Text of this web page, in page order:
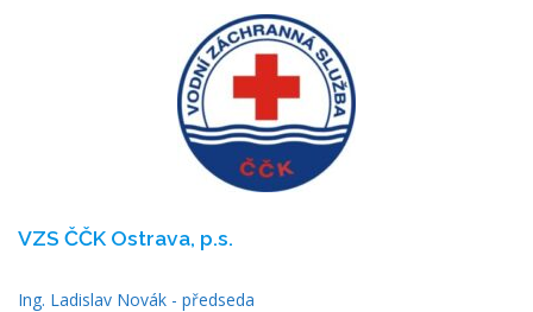
VZS ČČK Ostrava, p.s.
Ing. Ladislav Novák - předseda